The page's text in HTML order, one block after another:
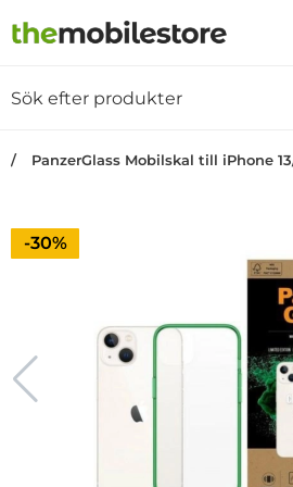
Startsidan för Danira
PanzerGlass Mobilskal till iPhone
Priset är nedsatt med
-30%